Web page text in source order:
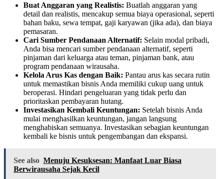
Buat Anggaran yang Realistis: Buatlah anggaran yang
detail dan realistis, mencakup semua biaya operasional, seperti
bahan baku, sewa tempat, gaji karyawan (jika ada), dan biaya
pemasaran.
Cari Sumber Pendanaan Alternatif: Selain modal pribadi,
Anda bisa mencari sumber pendanaan alternatif, seperti
pinjaman dari keluarga atau teman, pinjaman bank, atau
program pendanaan wirausaha.
Kelola Arus Kas dengan Baik: Pantau arus kas secara rutin
untuk memastikan bisnis Anda memiliki cukup uang untuk
beroperasi. Hindari pengeluaran yang tidak perlu dan
prioritaskan pembayaran hutang.
Investasikan Kembali Keuntungan: Setelah bisnis Anda
mulai menghasilkan keuntungan, jangan langsung
menghabiskan semuanya. Investasikan sebagian keuntungan
kembali ke bisnis untuk pengembangan dan ekspansi.
See also Menuju Kesuksesan: Manfaat Luar Biasa
Berwirausaha Sejak Kecil